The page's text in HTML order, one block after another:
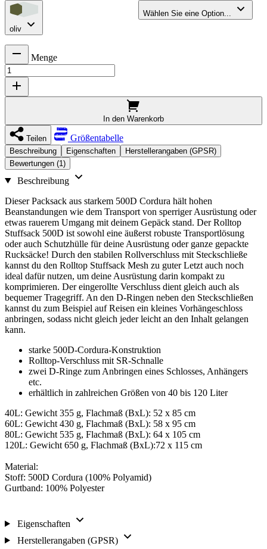
oliv
Wählen Sie eine Option...
Menge
In den Warenkorb
Teilen Größentabelle
Beschreibung Eigenschaften
Herstellerangaben (GPSR)
Bewertungen (1)
Beschreibung
Dieser Packsack aus starkem 500D Cordura hält hohen
Beanstandungen wie dem Transport von sperriger Ausrüstung oder
etwas rauerem Umgang mit deinem Gepäck stand. Der Rolltop
Stuffsack 500D ist sowohl eine äußerst robuste Transportlösung
oder auch Schutzhülle für deine Ausrüstung oder ganze gepackte
Rucksäcke! Durch den stabilen Rollverschluss mit Steckschließe
kannst du den Rolltop Stuffsack Mesh zu guter Letzt auch noch
ideal dafür nutzen, um deine Ausrüstung darin kompakt zu
komprimieren. Der eingerollte Verschluss dient gleich auch als
bequemer Tragegriff. An den D-Ringen neben den Steckschließen
kannst du zum Beispiel auf Reisen ein kleines Vorhängeschloss
anbringen, sodass nicht gleich jeder leicht an den Inhalt gelangen
kann.
starke 500D-Cordura-Konstruktion
Rolltop-Verschluss mit SR-Schnalle
zwei D-Ringe zum Anbringen eines Schlosses, Anhängers
etc.
erhältlich in zahlreichen Größen von 40 bis 120 Liter
40L: Gewicht 355 g, Flachmaß (BxL): 52 x 85 cm
60L: Gewicht 430 g, Flachmaß (BxL): 58 x 95 cm
80L: Gewicht 535 g, Flachmaß (BxL): 64 x 105 cm
120L: Gewicht 650 g, Flachmaß (BxL):72 x 115 cm
Material:
Stoff: 500D Cordura (100% Polyamid)
Gurtband: 100% Polyester
Eigenschaften
Herstellerangaben (GPSR)